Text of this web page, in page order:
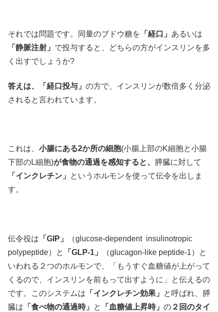
それでは問題です。同量のブドウ糖を 「経口」 あるいは
「静脈注射」 で投与すると、どちらの方がインスリンを多
く出すでしょうか?
答えは、「経口投与」 の方で、インスリンが数倍多く分泌
されると言われています。
これは、 小腸にある2か所の細胞(小腸上部のK細胞と小腸
下部のL細胞)が食物の通過を感知すると、
膵臓に対して
「インクレチン」
というホルモンを使って伝令を出しま
す。
伝令役は 「GIP」
（glucose-dependent insulinotropic
polypeptide）と
「GLP-1」
（glucagon-like peptide-1）と
いわれる２つのホルモンで、「もうすぐ血糖値が上がって
くるので、インスリンを前もって出すように」と伝えるの
です。このシステムは 「インクレチン効果」
と呼ばれ、膵
臓は 「食べ物の通過時」 と 「血糖値上昇時」 の ２回のタイ